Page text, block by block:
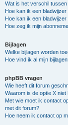
Wat is het verschil
Hoe kan ik een
Hoe kan ik een
Hoe zeg ik mijn
Bijlagen
Welke bijlagen worden
Hoe vind ik al mijn
phpBB vragen
Wie heeft dit forum
Waarom is de optie X
Met wie moet ik contact
met dit forum?
Hoe neem ik contact op